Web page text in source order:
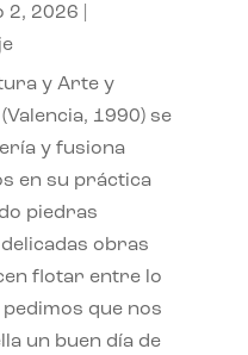
2, 2026
y Arte y
1990) se
y fusiona
en su práctica
piedras
obras
flotar entre lo
que nos
un buen día de